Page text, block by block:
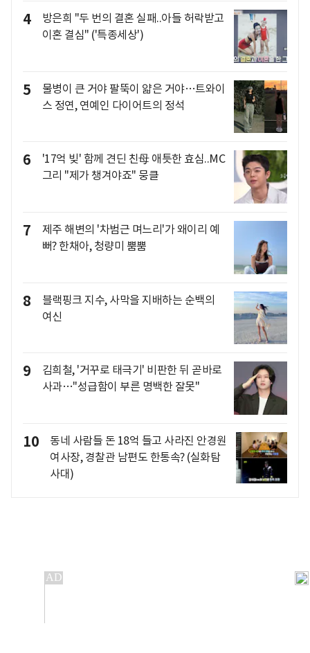
4
방은희 "두 번의 결혼 실패..아들 허락받고
이혼 결심" ('특종세상')
5
물병이 큰 거야 팔뚝이 얇은 거야…트와이
스 정연, 연예인 다이어트의 정석
6
'17억 빚' 함께 견딘 친母 애틋한 효심..MC
그리 "제가 챙겨야죠" 뭉클
7
제주 해변의 '차범근 며느리'가 왜이리 예
뻐? 한채아, 청량미 뿜뿜
8
블랙핑크 지수, 사막을 지배하는 순백의
여신
9
김희철, '거꾸로 태극기' 비판한 뒤 곧바로
사과…"성급함이 부른 명백한 잘못"
10
동네 사람들 돈 18억 들고 사라진 안경원
여사장, 경찰관 남편도 한통속? (실화탐
사대)